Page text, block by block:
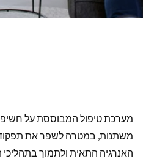
מערכת טיפול המבוססת על
משתנות, במטרה לשפר את תפקוד
האנרגיה התאית ולתמוך